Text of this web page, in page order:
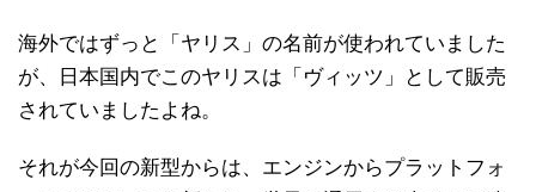
海外ではずっと「ヤリス」の名前が使われていました
が、日本国内でこのヤリスは「ヴィッツ」として販売
されていましたよね。
それが今回の新型からは、エンジンからプラットフォ